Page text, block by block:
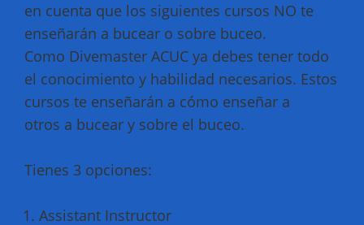
en cuenta que los siguientes cursos NO te
enseñarán a bucear o sobre buceo.
Como Divemaster ACUC ya debes tener todo
el conocimiento y habilidad necesarios. Estos
cursos te enseñarán a cómo enseñar a
otros a bucear y sobre el buceo.
Tienes 3 opciones:
Assistant Instructor